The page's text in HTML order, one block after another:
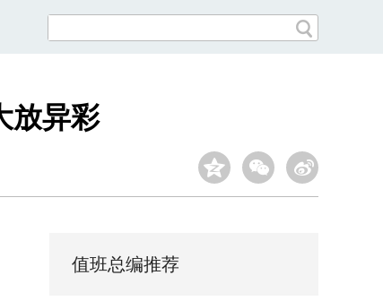
放异彩
值班总编推荐